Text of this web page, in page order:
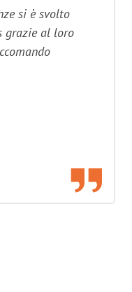
si è svolto
grazie al loro